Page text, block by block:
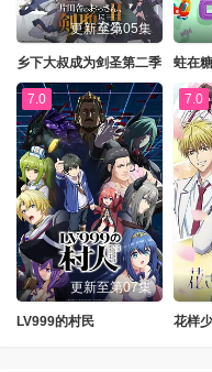
更新至第05集
乡下大叔成为剑圣第二季 蛀在
7.0
更新至第07集
LV999的村民
7.0
花样